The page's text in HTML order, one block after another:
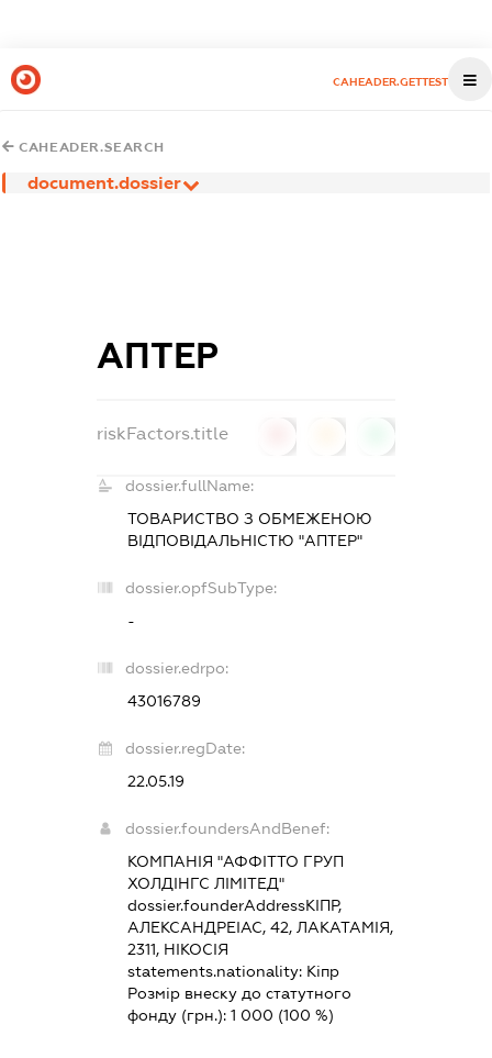
CAHEADER.GETTEST
CAHEADER.SEARCH
document.dossier
АПТЕР
riskFactors.title
dossier.fullName:
ТОВАРИСТВО З ОБМЕЖЕНОЮ
ВІДПОВІДАЛЬНІСТЮ "АПТЕР"
dossier.opfSubType:
-
dossier.edrpo:
43016789
dossier.regDate:
22.05.19
dossier.foundersAndBenef:
КОМПАНІЯ "АФФІТТО ГРУП
ХОЛДІНГС ЛІМІТЕД"
dossier.founderAddressКІПР,
АЛЕКСАНДРЕІАС, 42, ЛАКАТАМІЯ,
2311, НІКОСІЯ
statements.nationality: Кіпр
Розмір внеску до статутного
фонду (грн.):1 000 (100 %)